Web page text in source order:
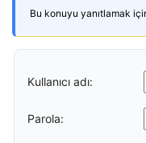
Bu konuyu yanıtlamak
Kullanıcı adı:
Parola: